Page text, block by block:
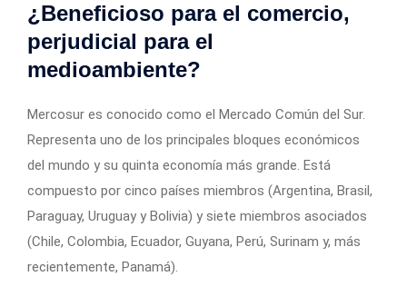
¿Beneficioso para el comercio,
perjudicial para el
medioambiente?
Mercosur es conocido como el Mercado Común del Sur.
Representa uno de los principales bloques económicos
del mundo y su quinta economía más grande. Está
compuesto por cinco países miembros (Argentina, Brasil,
Paraguay, Uruguay y Bolivia) y siete miembros asociados
(Chile, Colombia, Ecuador, Guyana, Perú, Surinam y, más
recientemente, Panamá).